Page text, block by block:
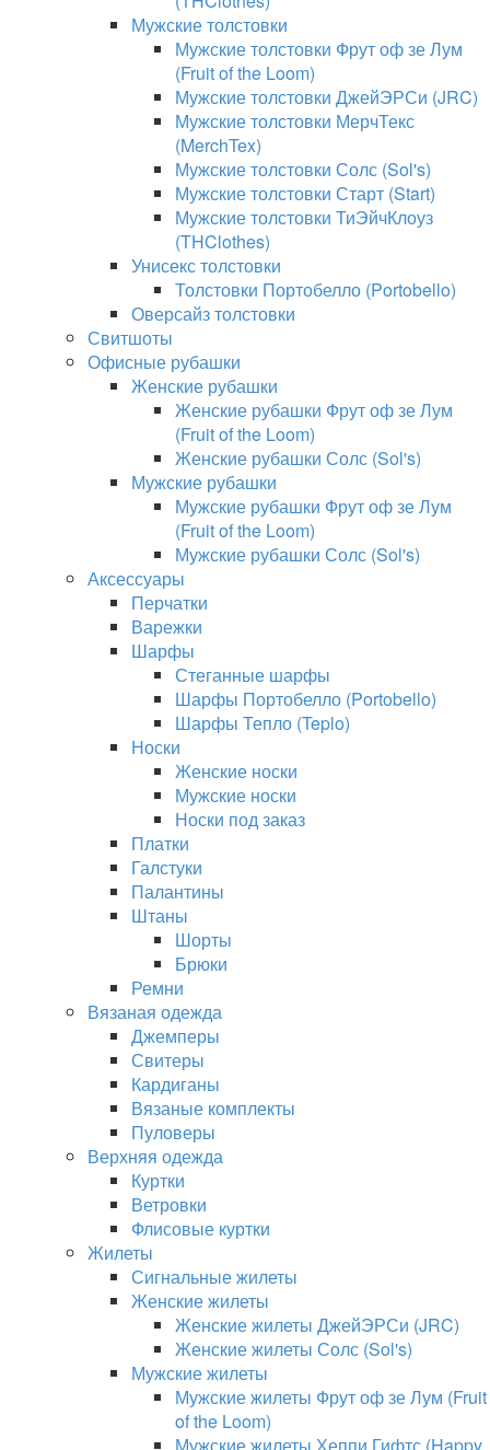
Мужские толстовки
Мужские толстовки Фрут оф зе Лум
(Fruit of the Loom)
Мужские толстовки ДжейЭРСи (JRC)
Мужские толстовки МерчТекс
(MerchTex)
Мужские толстовки Солс (Sol's)
Мужские толстовки Старт (Start)
Мужские толстовки ТиЭйчКлоуз
(THClothes)
Унисекс толстовки
Толстовки Портобелло (Portobello)
Оверсайз толстовки
Свитшоты
Офисные рубашки
Женские рубашки
Женские рубашки Фрут оф зе Лум
(Fruit of the Loom)
Женские рубашки Солс (Sol's)
Мужские рубашки
Мужские рубашки Фрут оф зе Лум
(Fruit of the Loom)
Мужские рубашки Солс (Sol's)
Аксессуары
Перчатки
Варежки
Шарфы
Стеганные шарфы
Шарфы Портобелло (Portobello)
Шарфы Тепло (Teplo)
Носки
Женские носки
Мужские носки
Носки под заказ
Платки
Галстуки
Палантины
Штаны
Шорты
Брюки
Ремни
Вязаная одежда
Джемперы
Свитеры
Кардиганы
Вязаные комплекты
Пуловеры
Верхняя одежда
Куртки
Ветровки
Флисовые куртки
Жилеты
Сигнальные жилеты
Женские жилеты
Женские жилеты ДжейЭРСи (JRC)
Женские жилеты Солс (Sol's)
Мужские жилеты
Мужские жилеты Фрут оф зе Лум (Fruit
of the Loom)